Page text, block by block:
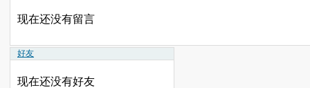
现在还没有留言
好友
现在还没有好友